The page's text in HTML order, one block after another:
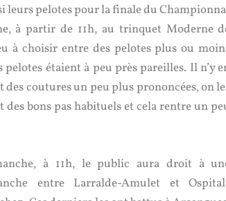
leurs pelotes pour la finale du
à partir de 11h, au trinquet Moderne
à choisir entre des pelotes plus ou
étaient à peu près pareilles. Il n’y
des coutures un peu plus prononcées, on
bons pas habituels et cela rentre un
à 11h, le public aura droit à
entre Larralde-Amulet et